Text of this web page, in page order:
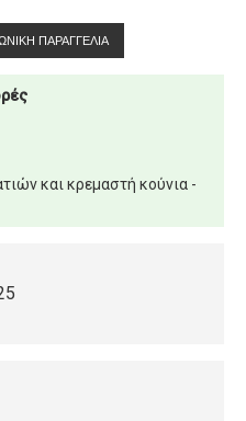
ΠΑΡΑΓΓΕΛΊΑ
και κρεμαστή κούνια -